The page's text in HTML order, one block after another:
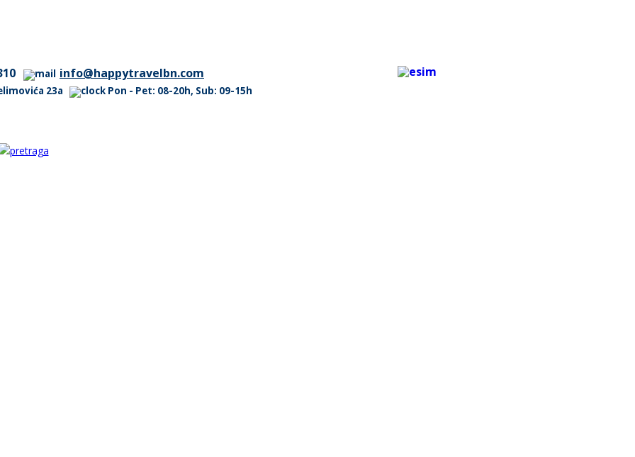
info@happytravelbn.com
23a Pon - Pet: 08-20h, Sub: 09-15h